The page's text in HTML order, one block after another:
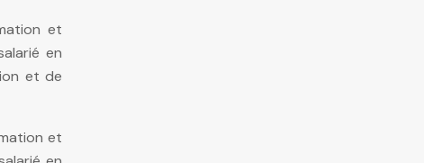
et
en
et de
et